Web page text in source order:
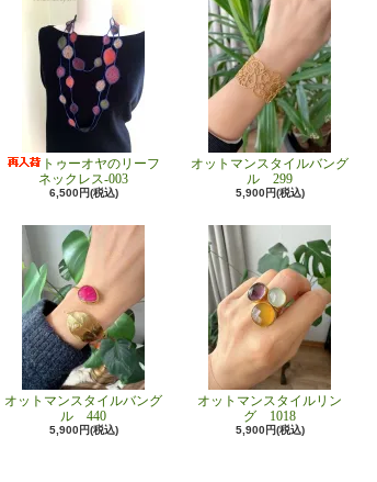
トゥーオヤのリーフ
ネックレス-003
6,500円(税込)
オットマンスタイルバング
ル 299
5,900円(税込)
オットマンスタイルバング
ル 440
5,900円(税込)
オットマンスタイルリン
グ 1018
5,900円(税込)